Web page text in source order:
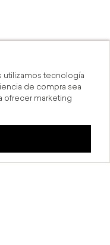
utilizamos tecnología
de compra sea
ofrecer marketing
en línea y recoge en